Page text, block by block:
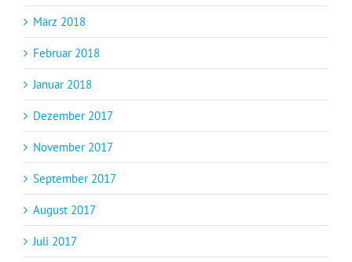
März 2018
Februar 2018
Januar 2018
Dezember 2017
November 2017
September 2017
August 2017
Juli 2017